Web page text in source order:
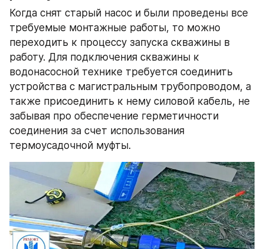
Когда снят старый насос и были проведены все
требуемые монтажные работы, то можно
переходить к процессу запуска скважины в
работу. Для подключения скважины к
водонасосной технике требуется соединить
устройства с магистральным трубопроводом, а
также присоединить к нему силовой кабель, не
забывая про обеспечение герметичности
соединения за счет использования
термоусадочной муфты.